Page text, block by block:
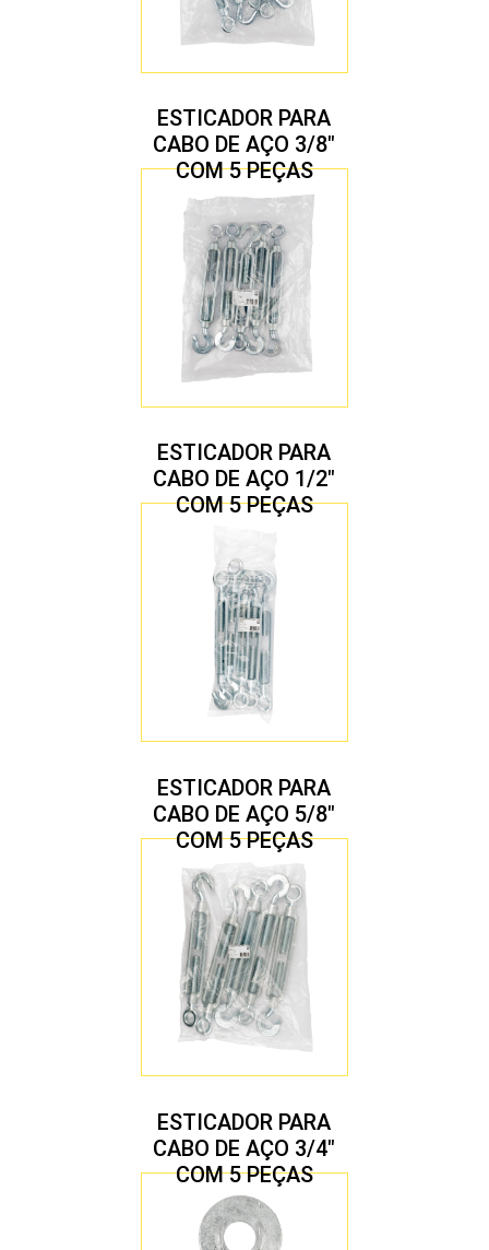
ESTICADOR PARA
CABO DE AÇO 3/8″
COM 5 PEÇAS
ESTICADOR PARA
CABO DE AÇO 1/2″
COM 5 PEÇAS
ESTICADOR PARA
CABO DE AÇO 5/8″
COM 5 PEÇAS
ESTICADOR PARA
CABO DE AÇO 3/4″
COM 5 PEÇAS